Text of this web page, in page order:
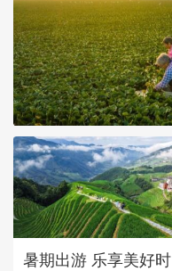
立秋近 采菱忙
暑期出游 乐享美好时